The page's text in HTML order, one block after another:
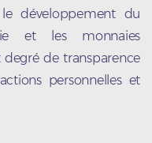
développement du
et les monnaies
de transparence
personnelles et